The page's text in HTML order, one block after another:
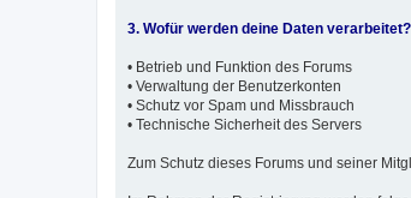
3. Wofür werden deine Daten verarbeitet?
• Betrieb und Funktion des Forums
• Verwaltung der Benutzerkonten
• Schutz vor Spam und Missbrauch
• Technische Sicherheit des Servers
Zum Schutz dieses Forums und seiner